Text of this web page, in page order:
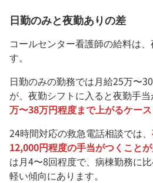
日勤のみと夜勤ありの差
コールセンター看護師の給料は
す。
日勤のみの勤務では月給25万〜
が、夜勤シフトに入ると夜勤手当
万〜38万円程度まで上がるケー
24時間対応の救急電話相談では、
12,000円程度の手当がつくことが
は月4〜8回程度で、病棟勤務に
軽い傾向にあります。